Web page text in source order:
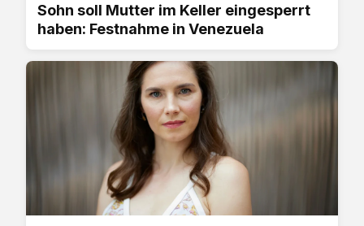
Sohn soll Mutter im Keller eingesperrt
haben: Festnahme in Venezuela